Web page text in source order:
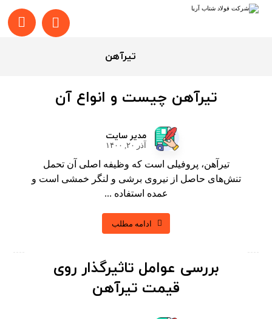
تیرآهن
تیرآهن چیست و انواع آن
مدیر سایت
آذر ۲۰, ۱۴۰۰
تیرآهن، پروفیلی است که وظیفه اصلی آن تحمل
تنش‌های حاصل از نیروی برشی و لنگر خمشی است و
عمده استفاده ...
ادامه مطلب
بررسی عوامل تاثیرگذار روی
قیمت تیرآهن